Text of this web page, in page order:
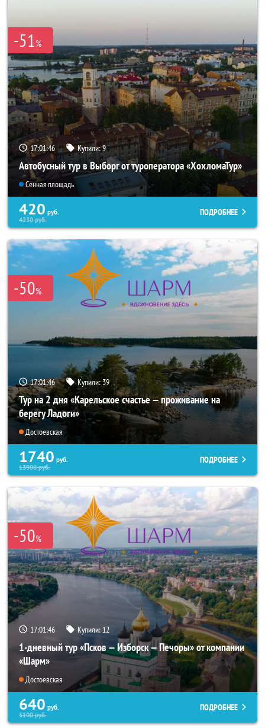
-51%
17:01:45 Купили:9
Автобусный тур в Выборг от туроператора «ХохломаТур»
Сенная площадь
420 руб.
4230руб.
ПОДРОБНЕЕ
-50%
17:01:45 Купили:39
Тур на 2 дня «Карельское счастье — проживание на
берегу Ладоги»
Достоевская
1740 руб.
13900руб.
ПОДРОБНЕЕ
-50%
17:01:45 Купили: 12
1-дневный тур «Псков — Изборск — Печоры» от компании
«Шарм»
Достоевская
640 руб.
5100руб.
ПОДРОБНЕЕ